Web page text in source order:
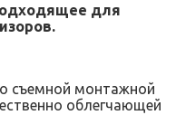
для
съемной монтажной
облегчающей